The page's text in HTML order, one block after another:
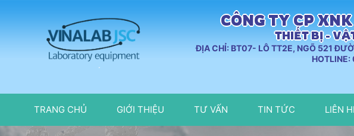
CÔNG TY CP
THIẾT BỊ -
ĐỊA CHỈ: BT07- LÔ TT2E, NGÕ 521
TRANG CHỦ GIỚI THIỆU TƯ VẤN TIN TỨC LIÊN